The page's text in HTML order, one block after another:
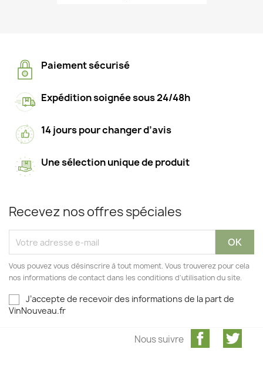
Paiement sécurisé
Expédition soignée sous 24/48h
14 jours pour changer d’avis
Une sélection unique de produit
Recevez nos offres spéciales
Vous pouvez vous désinscrire à tout moment. Vous trouverez pour cela
nos informations de contact dans les conditions d'utilisation du site.
J’accepte de recevoir des informations de la part de
VinNouveau.fr
Facebook
Nous suivre